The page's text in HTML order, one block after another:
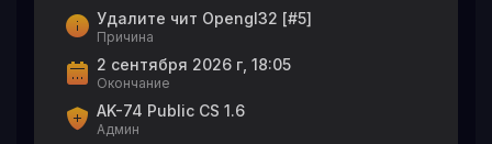
Удалите чит Opengl32 [#5]
Причина
2 сентября 2026 г, 18:05
Окончание
AK-74 Public CS 1.6
Админ